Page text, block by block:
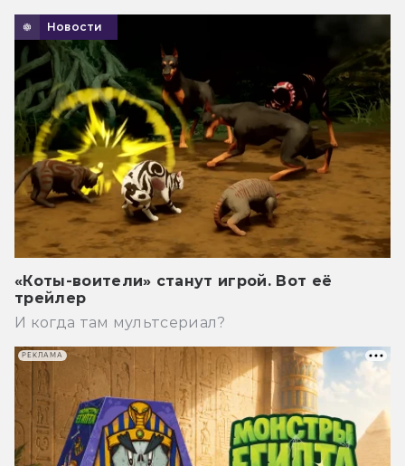
Новости
«Коты-воители» станут игрой. Вот её
трейлер
И когда там мультсериал?
РЕКЛАМА